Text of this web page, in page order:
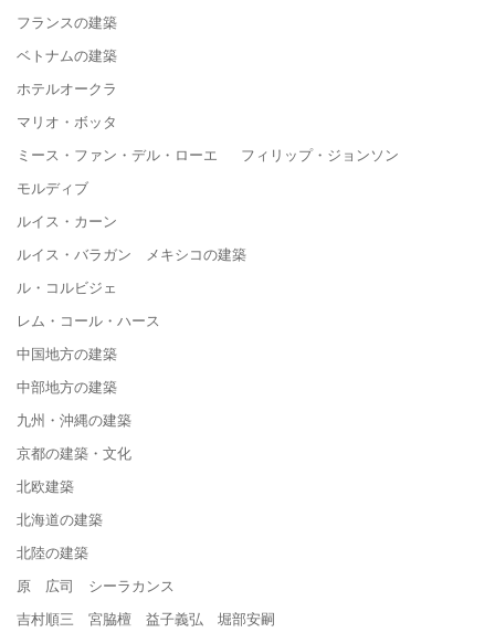
フランスの建築
ベトナムの建築
ホテルオークラ
マリオ・ボッタ
ミース・ファン・デル・ローエ フィリップ・ジョンソン
モルディブ
ルイス・カーン
ルイス・バラガン メキシコの建築
ル・コルビジェ
レム・コール・ハース
中国地方の建築
中部地方の建築
九州・沖縄の建築
京都の建築・文化
北欧建築
北海道の建築
北陸の建築
原 広司 シーラカンス
吉村順三 宮脇檀 益子義弘 堀部安嗣